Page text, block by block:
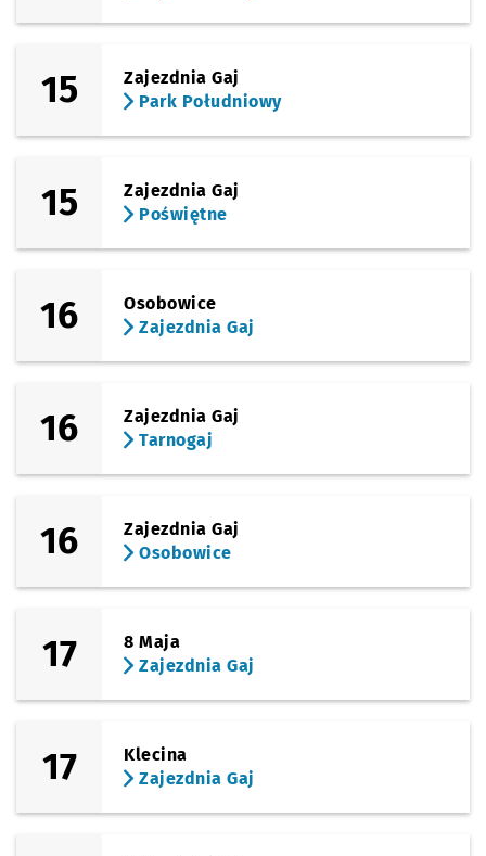
15
Zajezdnia Gaj
Park Południowy
15
Zajezdnia Gaj
Poświętne
16
Osobowice
Zajezdnia Gaj
16
Zajezdnia Gaj
Tarnogaj
16
Zajezdnia Gaj
Osobowice
17
8 Maja
Zajezdnia Gaj
17
Klecina
Zajezdnia Gaj